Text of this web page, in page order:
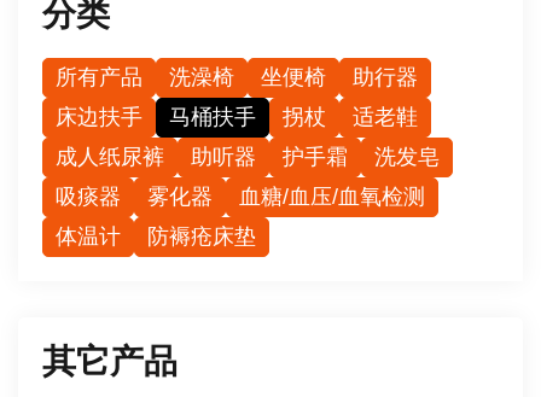
分类
所有产品 洗澡椅 坐便椅
助行器
床边扶手
马桶扶手 拐杖
适老鞋
成人纸尿裤
助听器 护手霜
洗发皂
吸痰器
雾化器
血糖/血压/血氧检测
体温计
防褥疮床垫
其它产品